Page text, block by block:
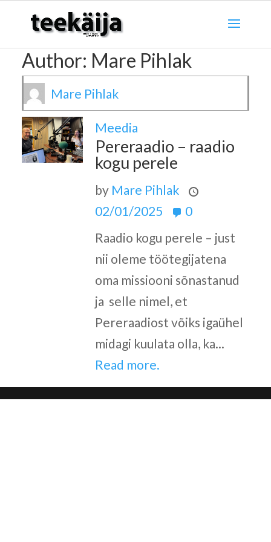
Author: Mare Pihlak
Mare Pihlak
Meedia
Pereraadio – raadio
kogu perele
by Mare Pihlak
02/01/2025
0
Raadio kogu perele – just
nii oleme töötegijatena
oma missiooni sõnastanud
ja selle nimel, et
Pereraadiost võiks igaühel
midagi kuulata olla, ka...
Read more.